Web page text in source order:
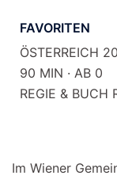
FAVORITEN
ÖSTERREICH
90 MIN · AB 0
REGIE & BUCH
Im Wiener